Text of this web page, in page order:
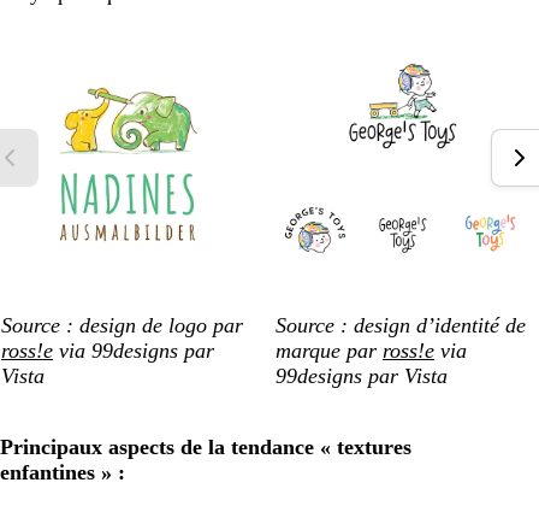
Source : design de logo par
ross!e via 99designs par
Vista
Source : design d’identité de
marque par ross!e via
99designs par Vista
Principaux aspects de la tendance « textures
enfantines » :